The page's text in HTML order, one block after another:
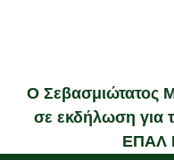
Ο Σεβασμιώτατος
σε εκδήλωση για
ΕΠΑΛ